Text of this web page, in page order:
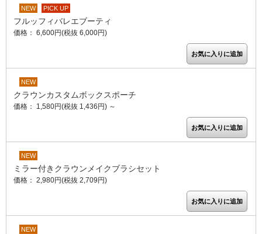
NEW PICK UP
フルッフィバレエブーティ
価格： 6,600円(税抜 6,000円)
NEW
クラウンカスタムボックスポーチ
価格： 1,580円(税抜 1,436円) ～
NEW
ミラー付きクラウンメイクブラシセット
価格： 2,980円(税抜 2,709円)
NEW